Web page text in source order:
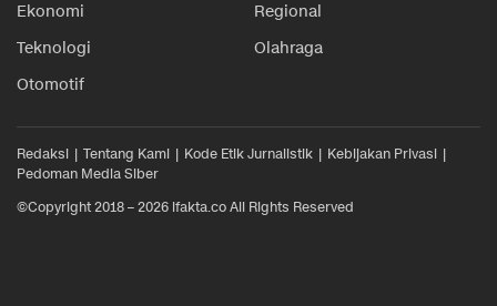
Ekonomi
Regional
Teknologi
Olahraga
Otomotif
Redaksi Tentang Kami Kode Etik Jurnalistik
Kebijakan Privasi
Pedoman Media Siber
©Copyright 2018 – 2026 ifakta.co All Rights Reserved